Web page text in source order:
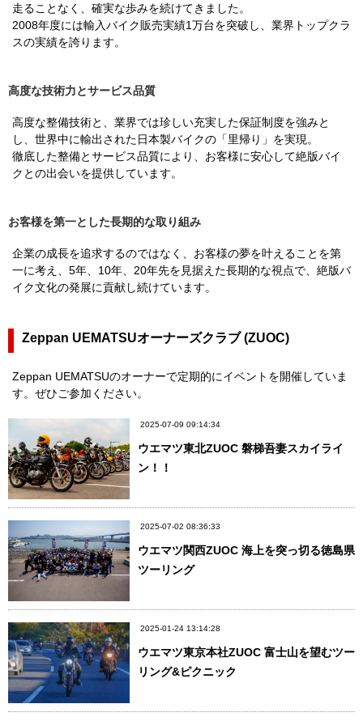
走ることなく、確実な歩みを続けてきました。
2008年度には輸入バイク販売実績1万台を突破し、業界トップクラ
スの実績を誇ります。
高度な技術力とサービス品質
高度な整備技術と、業界では珍しい充実した保証制度を強みと
し、世界中に輸出された日本製バイクの「里帰り」を実現。
徹底した整備とサービス品質により、お客様に安心して絶版バイ
クとの出会いを提供しています。
お客様を第一とした長期的な取り組み
企業の成長を追求するのではなく、お客様の夢を叶えることを第
一に考え、5年、10年、20年先を見据えた長期的な視点で、絶版バ
イク文化の発展に貢献し続けています。
Zeppan UEMATSUオーナーズクラブ (ZUOC)
Zeppan UEMATSUのオーナーで定期的にイベントを開催していま
す。ぜひご参加ください。
2025-07-09 09:14:34
ウエマツ東北ZUOC 磐梯吾妻スカイライ
ン！！
2025-07-02 08:36:33
ウエマツ関西ZUOC 海上を突っ切る徳島県
ツーリング
2025-01-24 13:14:28
ウエマツ東京本社ZUOC 富士山を望むツー
リング&ピクニック